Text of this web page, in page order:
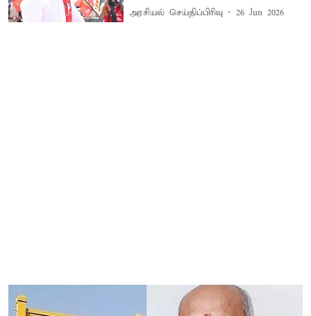
அரசியல் செய்திப்பிரிவு 26 Jun 2026